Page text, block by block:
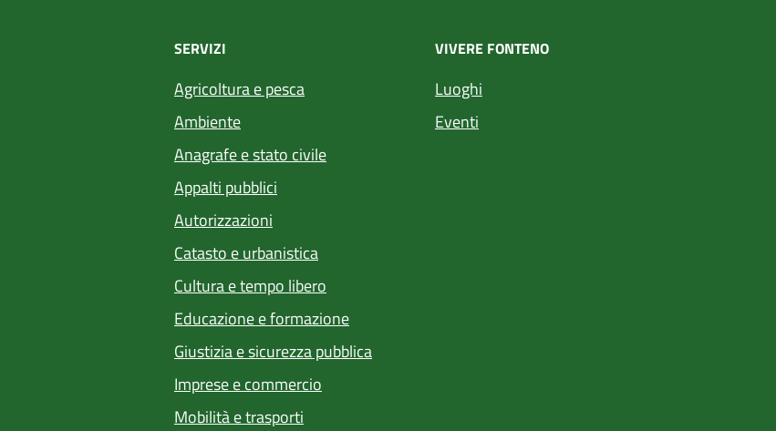
SERVIZI
Agricoltura e pesca
Ambiente
Anagrafe e stato civile
Appalti pubblici
Autorizzazioni
Catasto e urbanistica
Cultura e tempo libero
Educazione e formazione
Giustizia e sicurezza pubblica
Imprese e commercio
Mobilità e trasporti
VIVERE FONTENO
Luoghi
Eventi